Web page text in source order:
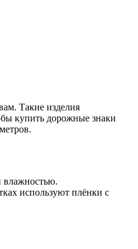
Такие изделия
купить дорожные знаки
влажностью.
используют плёнки с